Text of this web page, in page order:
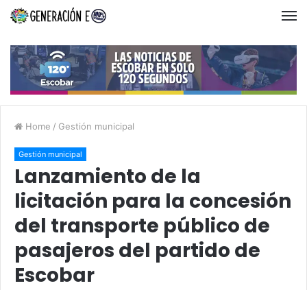
Home / Gestión municipal
Gestión municipal
Lanzamiento de la
licitación para la concesión
del transporte público de
pasajeros del partido de
Escobar